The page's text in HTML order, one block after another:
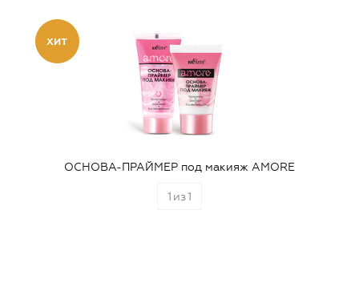
ОСНОВА-ПРАЙМЕР под макияж AMORE
1 из1